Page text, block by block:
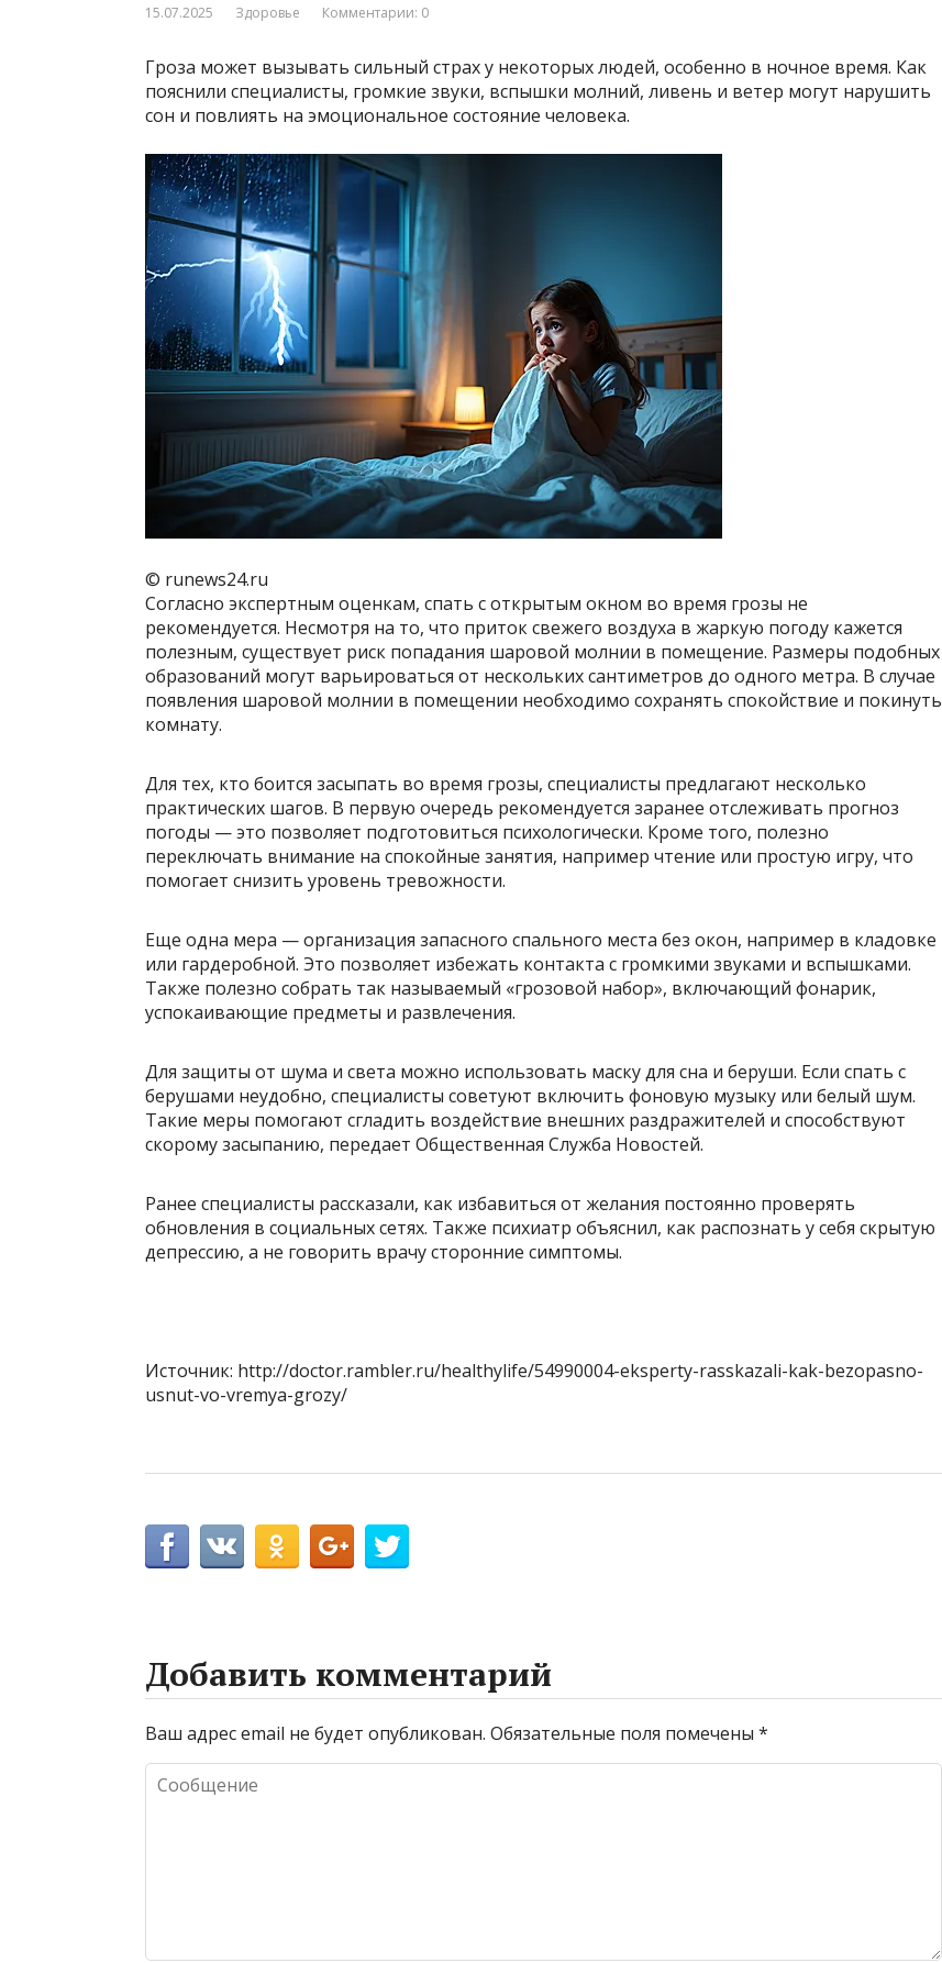
15.07.2025 Здоровье Комментарии: 0
Гроза может вызывать сильный страх у некоторых людей, особенно в ночное время. Как
пояснили специалисты, громкие звуки, вспышки молний, ливень и ветер могут нарушить
сон и повлиять на эмоциональное состояние человека.
© runews24.ru
Согласно экспертным оценкам, спать с открытым окном во время грозы не
рекомендуется. Несмотря на то, что приток свежего воздуха в жаркую погоду кажется
полезным, существует риск попадания шаровой молнии в помещение. Размеры подобных
образований могут варьироваться от нескольких сантиметров до одного метра. В случае
появления шаровой молнии в помещении необходимо сохранять спокойствие и покинуть
комнату.
Для тех, кто боится засыпать во время грозы, специалисты предлагают несколько
практических шагов. В первую очередь рекомендуется заранее отслеживать прогноз
погоды — это позволяет подготовиться психологически. Кроме того, полезно
переключать внимание на спокойные занятия, например чтение или простую игру, что
помогает снизить уровень тревожности.
Еще одна мера — организация запасного спального места без окон, например в кладовке
или гардеробной. Это позволяет избежать контакта с громкими звуками и вспышками.
Также полезно собрать так называемый «грозовой набор», включающий фонарик,
успокаивающие предметы и развлечения.
Для защиты от шума и света можно использовать маску для сна и беруши. Если спать с
берушами неудобно, специалисты советуют включить фоновую музыку или белый шум.
Такие меры помогают сгладить воздействие внешних раздражителей и способствуют
скорому засыпанию, передает Общественная Служба Новостей.
Ранее специалисты рассказали, как избавиться от желания постоянно проверять
обновления в социальных сетях. Также психиатр объяснил, как распознать у себя скрытую
депрессию, а не говорить врачу сторонние симптомы.
Источник: http://doctor.rambler.ru/healthylife/54990004-eksperty-rasskazali-kak-bezopasno-
usnut-vo-vremya-grozy/
Добавить комментарий
Ваш адрес email не будет опубликован. Обязательные поля помечены *